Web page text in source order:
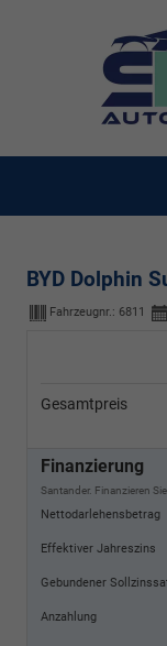
BYD Dolphin
Fahrzeugnr.: 6811
Gesamtpreis
Finanzierung
Santander. Finanzieren
Nettodarlehensbetrag
Effektiver Jahreszins
Gebundener
Anzahlung